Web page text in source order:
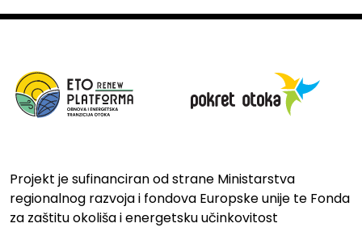
Projekt je sufinanciran od strane Ministarstva
regionalnog razvoja i fondova Europske unije te Fonda
za zaštitu okoliša i energetsku učinkovitost